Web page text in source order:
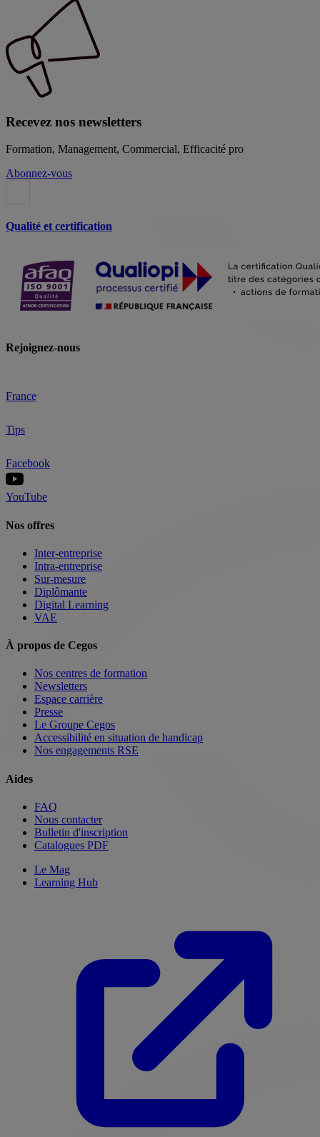
Recevez nos newsletters
Formation, Management, Commercial, Efficacité pro
Abonnez-vous
Qualité et certification
Rejoignez-nous
France
Tips
Facebook
YouTube
Nos offres
Inter-entreprise
Intra-entreprise
Sur-mesure
Diplômante
Digital Learning
VAE
À propos de Cegos
Nos centres de formation
Newsletters
Espace carrière
Presse
Le Groupe Cegos
Accessibilité en situation de handicap
Nos engagements RSE
Aides
FAQ
Nous contacter
Bulletin d'inscription
Catalogues PDF
Le Mag
Learning Hub